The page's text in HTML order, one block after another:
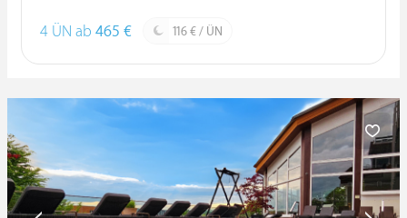
4 ÜN ab 465 € 116 € / ÜN